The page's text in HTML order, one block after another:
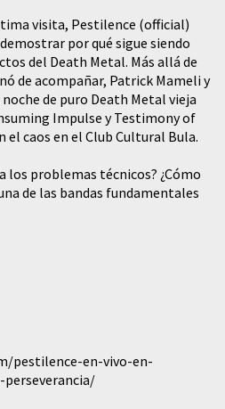
visita, Pestilence (official)
por qué sigue siendo
del Death Metal. Más allá de
de acompañar, Patrick Mameli y
de puro Death Metal vieja
Impulse y Testimony of
el caos en el Club Cultural Bula.
los problemas técnicos? ¿Cómo
de las bandas fundamentales
pestilence-en-vivo-en-